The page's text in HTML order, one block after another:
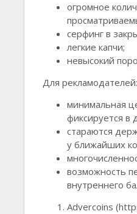
огромное
серфинг в
легкие капчи;
невысокий
Для рекламодателей:
минимальная
фиксируется в
стараются
у ближайших
возможность
внутреннего
Advercoins